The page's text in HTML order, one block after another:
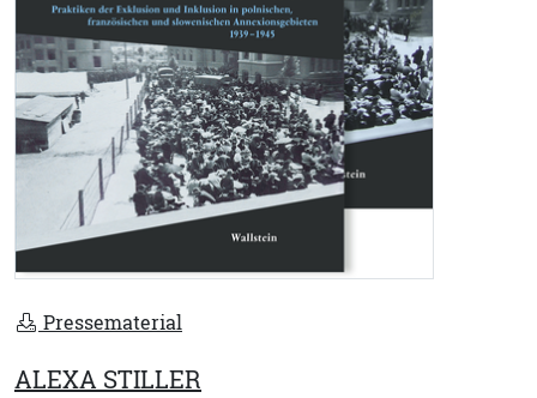
Pressematerial
ALEXA STILLER